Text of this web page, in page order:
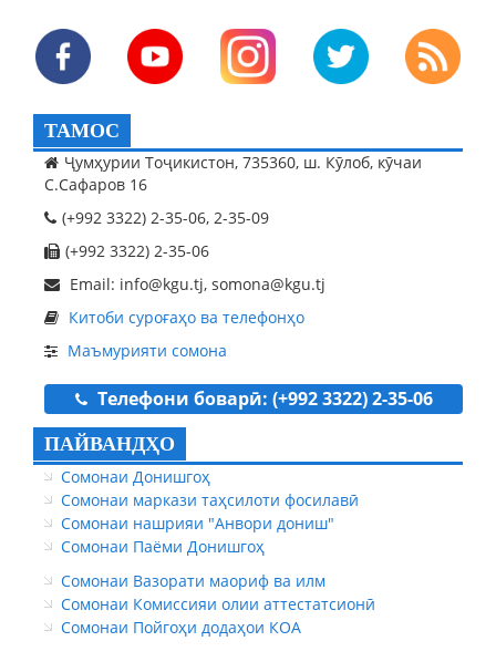
ТАМОС
Ҷумҳурии Тоҷикистон, 735360, ш. Кӯлоб, кӯчаи
С.Сафаров 16
(+992 3322) 2-35-06, 2-35-09
(+992 3322) 2-35-06
Email: info@kgu.tj, somona@kgu.tj
Китоби суроғаҳо ва телефонҳо
Маъмурияти сомона
Телефони боварӣ: (+992 3322) 2-35-06
ПАЙВАНДҲО
Сомонаи Донишгоҳ
Сомонаи маркази таҳсилоти фосилавӣ
Сомонаи нашрияи "Анвори дониш"
Сомонаи Паёми Донишгоҳ
Сомонаи Вазорати маориф ва илм
Сомонаи Комиссияи олии аттестатсионӣ
Сомонаи Пойгоҳи додаҳои КОА